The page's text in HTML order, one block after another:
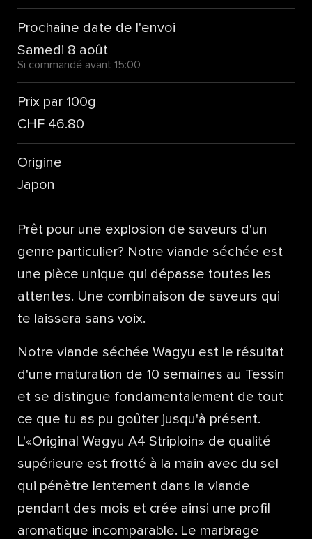
Prochaine date de l'envoi
Samedi 8 août
Si commandé avant 15:00
Prix par 100g
CHF 46.80
Origine
Japon
Prêt pour une explosion de saveurs d'un
genre particulier? Notre viande séchée est
une pièce unique qui dépasse toutes les
attentes. Une combinaison de saveurs qui
te laissera sans voix.
Notre viande séchée Wagyu est le résultat
d'une maturation de 10 semaines au Tessin
et se distingue fondamentalement de tout
ce que tu as pu goûter jusqu'à présent.
L'«Original Wagyu A4 Striploin» de qualité
supérieure est frotté à la main avec du sel
qui pénètre lentement dans la viande
pendant des mois et crée ainsi une profil
aromatique incomparable. Le marbrage